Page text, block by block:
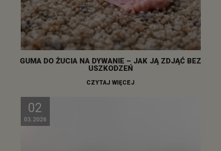
GUMA DO ŻUCIA NA DYWANIE – JAK JĄ ZDJĄĆ BEZ
USZKODZEŃ
CZYTAJ WIĘCEJ
02
03.2026